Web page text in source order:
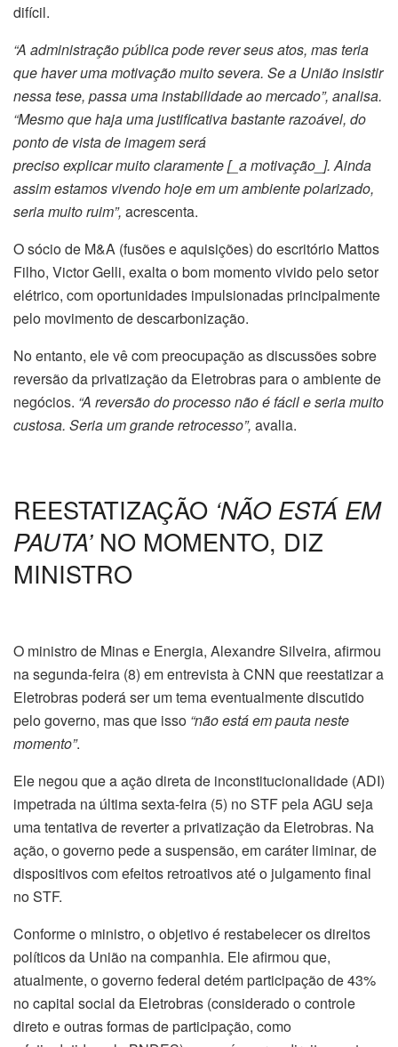
difícil.
“A administração pública pode rever seus atos, mas teria
que haver uma motivação muito severa. Se a União insistir
nessa tese, passa uma instabilidade ao mercado”, analisa.
“Mesmo que haja uma justificativa bastante razoável, do
ponto de vista de imagem será
preciso explicar muito claramente [_a motivação_]. Ainda
assim estamos vivendo hoje em um ambiente polarizado,
seria muito ruim”, acrescenta.
O sócio de M&A (fusões e aquisições) do escritório Mattos
Filho, Victor Gelli, exalta o bom momento vivido pelo setor
elétrico, com oportunidades impulsionadas principalmente
pelo movimento de descarbonização.
No entanto, ele vê com preocupação as discussões sobre
reversão da privatização da Eletrobras para o ambiente de
negócios. “A reversão do processo não é fácil e seria muito
custosa. Seria um grande retrocesso”, avalia.
REESTATIZAÇÃO ‘NÃO ESTÁ EM
PAUTA’NO MOMENTO, DIZ
MINISTRO
O ministro de Minas e Energia, Alexandre Silveira, afirmou
na segunda-feira (8) em entrevista à CNN que reestatizar a
Eletrobras poderá ser um tema eventualmente discutido
pelo governo, mas que isso “não está em pauta neste
momento”.
Ele negou que a ação direta de inconstitucionalidade (ADI)
impetrada na última sexta-feira (5) no STF pela AGU seja
uma tentativa de reverter a privatização da Eletrobras. Na
ação, o governo pede a suspensão, em caráter liminar, de
dispositivos com efeitos retroativos até o julgamento final
no STF.
Conforme o ministro, o objetivo é restabelecer os direitos
políticos da União na companhia. Ele afirmou que,
atualmente, o governo federal detém participação de 43%
no capital social da Eletrobras (considerado o controle
direto e outras formas de participação, como